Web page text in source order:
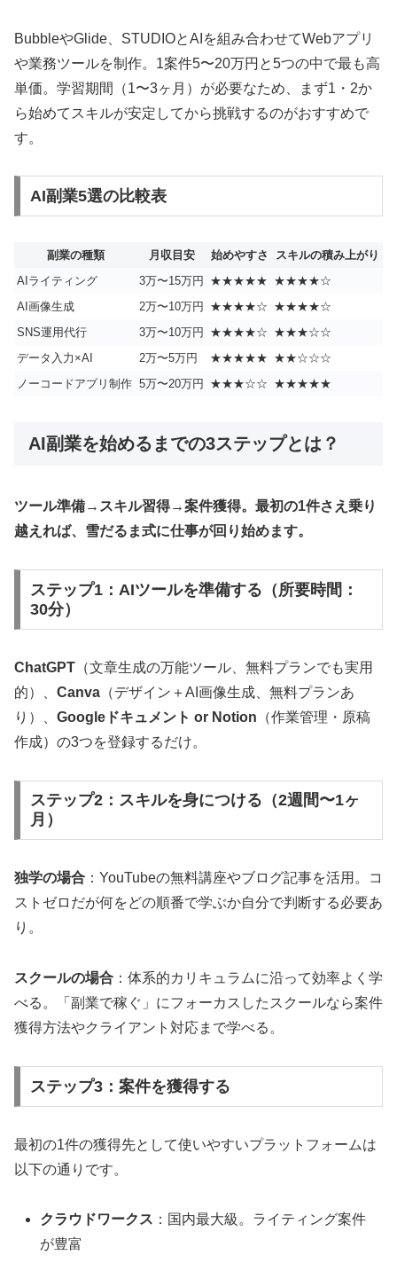
BubbleやGlide、STUDIOとAIを組み合わせてWebアプリ
や業務ツールを制作。1案件5〜20万円と5つの中で最も高
単価。学習期間（1〜3ヶ月）が必要なため、まず1・2か
ら始めてスキルが安定してから挑戦するのがおすすめで
す。
AI副業5選の比較表
副業の種類 月収目安 始めやすさ
スキルの積み上がり
AIライティング
3万〜15万円 ★★★★★ ★★★★☆
AI画像生成
2万〜10万円 ★★★★☆ ★★★★☆
SNS運用代行
3万〜10万円 ★★★★☆ ★★★☆☆
データ入力×AI
2万〜5万円 ★★★★★ ★★☆☆☆
ノーコードアプリ制作 5万〜20万円 ★★★☆☆ ★★★★★
AI副業を始めるまでの3ステップとは？
ツール準備→スキル習得→案件獲得。最初の1件さえ乗り
越えれば、雪だるま式に仕事が回り始めます。
ステップ1：AIツールを準備する（所要時間：
30分）
ChatGPT （文章生成の万能ツール、無料プランでも実用
的）、 Canva （デザイン＋AI画像生成、無料プランあ
り）、 Googleドキュメント or Notion （作業管理・原稿
作成）の3つを登録するだけ。
ステップ2：スキルを身につける（2週間〜1ヶ
月）
独学の場合 ：YouTubeの無料講座やブログ記事を活用。コ
ストゼロだが何をどの順番で学ぶか自分で判断する必要あ
り。
スクールの場合 ：体系的カリキュラムに沿って効率よく学
べる。「副業で稼ぐ」にフォーカスしたスクールなら案件
獲得方法やクライアント対応まで学べる。
ステップ3：案件を獲得する
最初の1件の獲得先として使いやすいプラットフォームは
以下の通りです。
クラウドワークス ：国内最大級。ライティング案件
が豊富